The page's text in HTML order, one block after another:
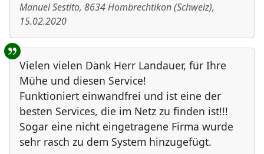
Manuel Sestito, 8634Hombrechtikon(Schweiz),
15.02.2020
Vielen vielen Dank Herr Landauer, für Ihre
Mühe und diesen Service!
Funktioniert einwandfrei und ist eine der
besten Services, die im Netz zu finden ist!!!
Sogar eine nicht eingetragene Firma wurde
sehr rasch zu dem System hinzugefügt.